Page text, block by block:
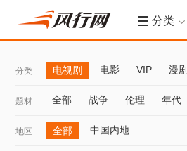
分类
分类 电视剧 电影 VIP 漫剧
题材 全部 战争 伦理 年代
地区 全部 中国内地